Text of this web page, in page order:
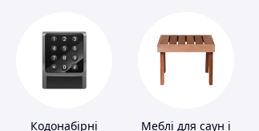
Кодонабірні
Меблі для саун і